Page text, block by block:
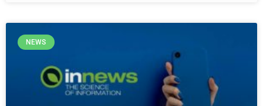
NEWS